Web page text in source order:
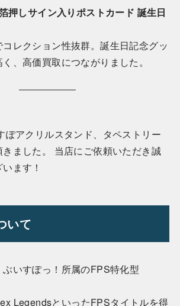
押しサイン入りポストカード 誕生日
レクション性抜群。誕生日記念グッ
、高価買取につながりました。
ぽアクリルスタンド、タペストリー
ました。 当店にご依頼いただき誠
ます！
いて
ぶいすぽっ！所属のFPS特化型
LegendsといったFPSタイトルを得